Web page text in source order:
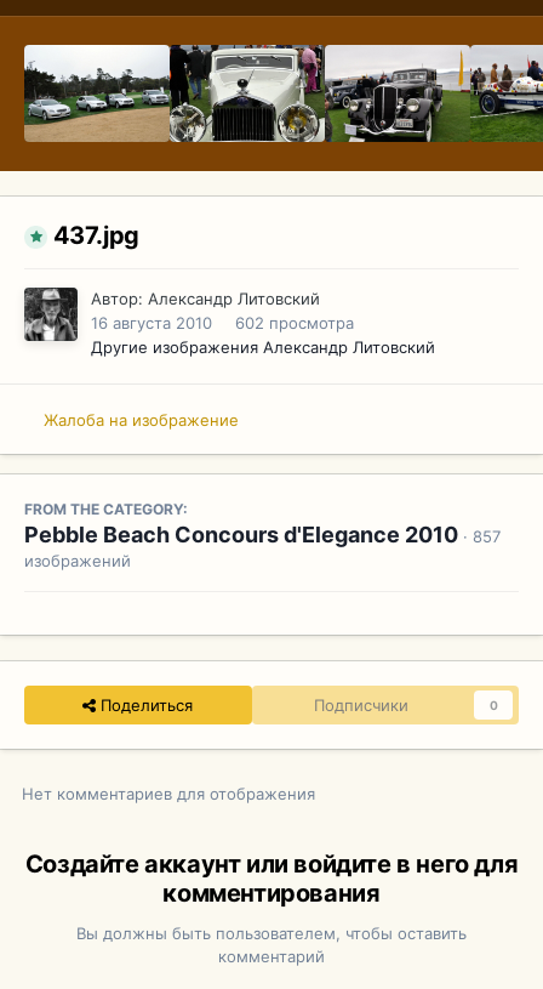
437.jpg
Автор: Александр Литовский
16 августа 2010
602 просмотра
Другие изображения Александр Литовский
Жалоба на изображение
FROM THE CATEGORY:
Pebble Beach Concours d'Elegance 2010 · 857
изображений
Поделиться Подписчики 0
Нет комментариев для отображения
Создайте аккаунт или войдите в него для
комментирования
Вы должны быть пользователем, чтобы оставить
комментарий